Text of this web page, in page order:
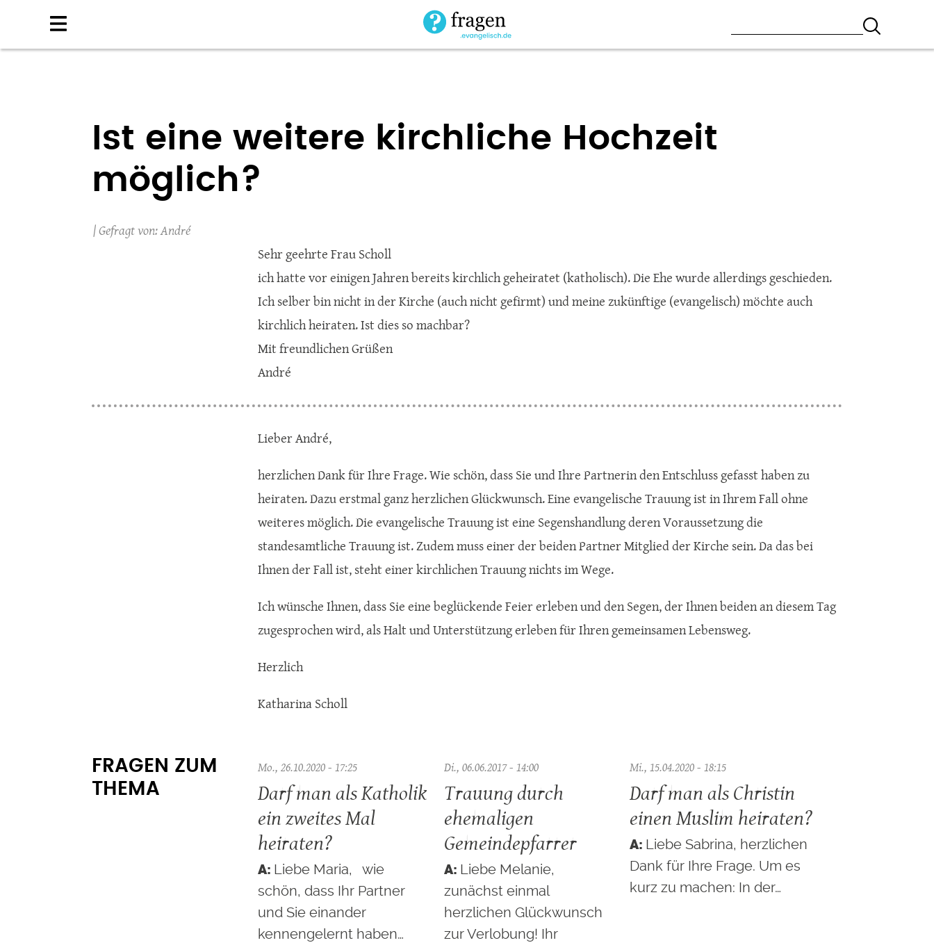
Ist eine weitere kirchliche Hochzeit
möglich?
André
Sehr geehrte Frau Scholl
ich hatte vor einigen Jahren bereits kirchlich geheiratet (katholisch). Die Ehe wurde allerdings geschieden.
Ich selber bin nicht in der Kirche (auch nicht gefirmt) und meine zukünftige (evangelisch) möchte auch
kirchlich heiraten. Ist dies so machbar?
Mit freundlichen Grüßen
André
Lieber André,
herzlichen Dank für Ihre Frage. Wie schön, dass Sie und Ihre Partnerin den Entschluss gefasst haben zu
heiraten. Dazu erstmal ganz herzlichen Glückwunsch. Eine evangelische Trauung ist in Ihrem Fall ohne
weiteres möglich. Die evangelische Trauung ist eine Segenshandlung deren Voraussetzung die
standesamtliche Trauung ist. Zudem muss einer der beiden Partner Mitglied der Kirche sein. Da das bei
Ihnen der Fall ist, steht einer kirchlichen Trauung nichts im Wege.
Ich wünsche Ihnen, dass Sie eine beglückende Feier erleben und den Segen, der Ihnen beiden an diesem Tag
zugesprochen wird, als Halt und Unterstützung erleben für Ihren gemeinsamen Lebensweg.
Herzlich
Katharina Scholl
FRAGEN ZUM
THEMA
Mo., 26.10.2020 - 17:25
Darf man als Katholik
ein zweites Mal
heiraten?
Liebe Maria, wie
schön, dass Ihr Partner
und Sie einander
kennengelernt haben…
Di., 06.06.2017 - 14:00
Trauung durch
ehemaligen
Gemeindepfarrer
Liebe Melanie,
zunächst einmal
herzlichen Glückwunsch
zur Verlobung! Ihr
Mi., 15.04.2020 - 18:15
Darf man als Christin
einen Muslim heiraten?
Liebe Sabrina, herzlichen
Dank für Ihre Frage. Um es
kurz zu machen: In der…